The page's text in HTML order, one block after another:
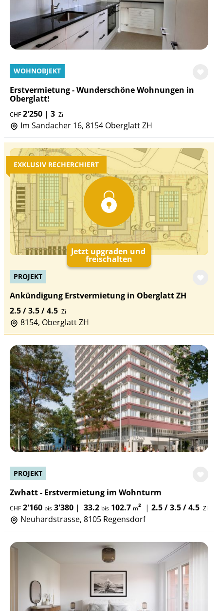
WOHNOBJEKT
Erstvermietung - Wunderschöne Wohnungen in
Oberglatt!
CHF 2'250 | 3 Zi
Im Sandacher 16, 8154 Oberglatt ZH
EXKLUSIV RECHERCHIERT
Jetzt upgraden und
freischalten
PROJEKT
Ankündigung Erstvermietung in Oberglatt ZH
2.5 / 3.5 / 4.5 Zi
8154, Oberglatt ZH
PROJEKT
Zwhatt - Erstvermietung im Wohnturm
CHF 2'160 bis 3'380 | 33.2 bis 102.7 m² | 2.5 / 3.5 / 4.5 Zi
Neuhardstrasse, 8105 Regensdorf